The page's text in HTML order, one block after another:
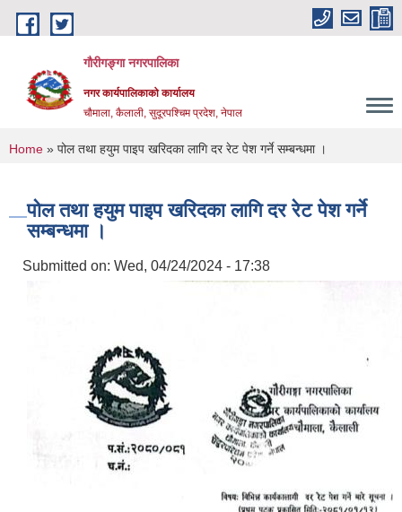
Skip to main content
गौरीगङ्गा नगरपालिका
नगर कार्यपालिकाको कार्यालय
चौमाला, कैलाली, सुदूरपश्चिम प्रदेश, नेपाल
You are here
Home » पोल तथा हयुम पाइप खरिदका लागि दर रेट पेश गर्ने सम्बन्धमा ।
पोल तथा हयुम पाइप खरिदका लागि दर रेट पेश गर्ने
सम्बन्धमा ।
Submitted on: Wed, 04/24/2024 - 17:38